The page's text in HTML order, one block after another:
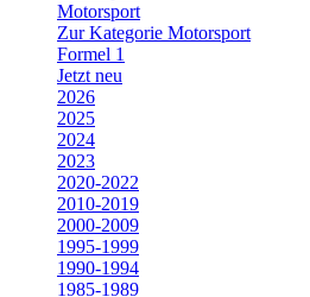
Motorsport
Zur Kategorie Motorsport
Formel 1
Jetzt neu
2026
2025
2024
2023
2020-2022
2010-2019
2000-2009
1995-1999
1990-1994
1985-1989